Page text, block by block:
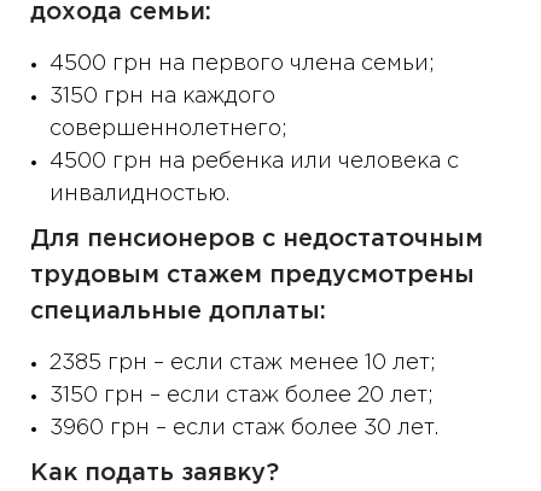
дохода семьи:
4500 грн на первого члена семьи;
3150 грн на каждого
совершеннолетнего;
4500 грн на ребенка или человека с
инвалидностью.
Для пенсионеров с недостаточным
трудовым стажем предусмотрены
специальные доплаты:
2385 грн – если стаж менее 10 лет;
3150 грн – если стаж более 20 лет;
3960 грн – если стаж более 30 лет.
Как подать заявку?